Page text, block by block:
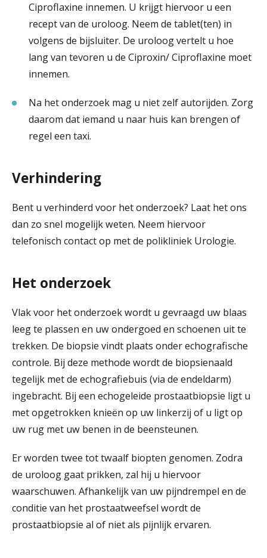
Ciproflaxine innemen. U krijgt hiervoor u een
recept van de uroloog. Neem de tablet(ten) in
volgens de bijsluiter. De uroloog vertelt u hoe
lang van tevoren u de Ciproxin/ Ciproflaxine moet
innemen.
Na het onderzoek mag u niet zelf autorijden. Zorg
daarom dat iemand u naar huis kan brengen of
regel een taxi.
Verhindering
Bent u verhinderd voor het onderzoek? Laat het ons
dan zo snel mogelijk weten. Neem hiervoor
telefonisch contact op met de polikliniek Urologie.
Het onderzoek
Vlak voor het onderzoek wordt u gevraagd uw blaas
leeg te plassen en uw ondergoed en schoenen uit te
trekken. De biopsie vindt plaats onder echografische
controle. Bij deze methode wordt de biopsienaald
tegelijk met de echografiebuis (via de endeldarm)
ingebracht. Bij een echogeleide prostaatbiopsie ligt u
met opgetrokken knieën op uw linkerzij of u ligt op
uw rug met uw benen in de beensteunen.
Er worden twee tot twaalf biopten genomen. Zodra
de uroloog gaat prikken, zal hij u hiervoor
waarschuwen. Afhankelijk van uw pijndrempel en de
conditie van het prostaatweefsel wordt de
prostaatbiopsie al of niet als pijnlijk ervaren.